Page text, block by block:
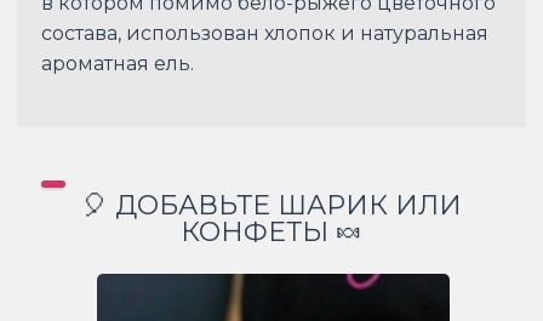
состава, использован хлопок и натуральная
ароматная ель.
🎈 ДОБАВЬТЕ ШАРИК ИЛИ
КОНФЕТЫ 🍬